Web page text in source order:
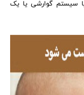
سیستم گوارشی یا یک